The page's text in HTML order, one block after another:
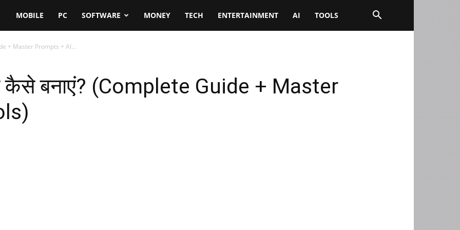
MOBILE PC SOFTWARE MONEY TECH ENTERTAINMENT AI TOOLS
+ Master Prompts + AI...
कैसे बनाएं? (Complete Guide + Master